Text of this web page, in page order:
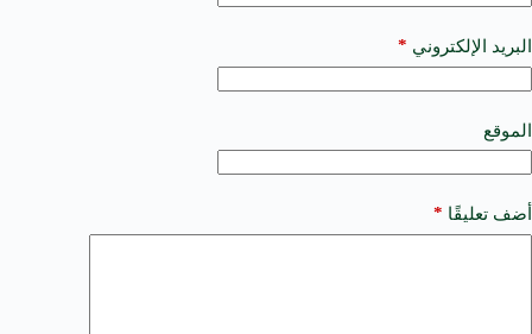
البريد الإلكتروني *
الموقع
أضف تعليقًا *
a
t
i
e
: